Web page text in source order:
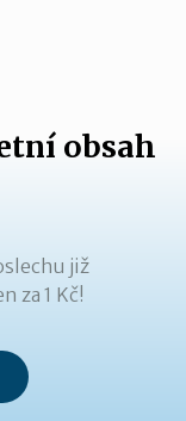
obsah
již
za 1 Kč!